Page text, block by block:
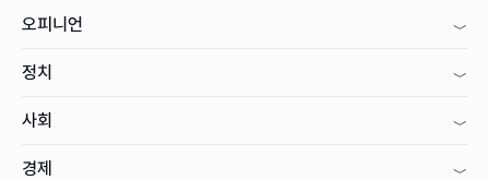
오피니언
정치
사회
경제